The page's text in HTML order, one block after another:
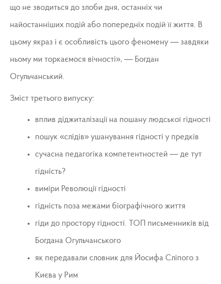
що не зводиться до злоби дня, останніх чи
найостанніших подій або попередніх подій її життя. В
цьому якраз і є особливість цього феномену — завдяки
ньому ми торкаємося вічності», — Богдан
Огульчанський.
Зміст третього випуску:
вплив діджиталізації на пошану людської гідності
пошук «слідів» ушанування гідності у предків
сучасна педагогіка компетентностей — де тут
гідність?
виміри Революції гідності
гідність поза межами біографічного життя
гіди до простору гідності. ТОП письменників від
Богдана Огульчанського
як передавали словник для Йосифа Сліпого з
Києва у Рим